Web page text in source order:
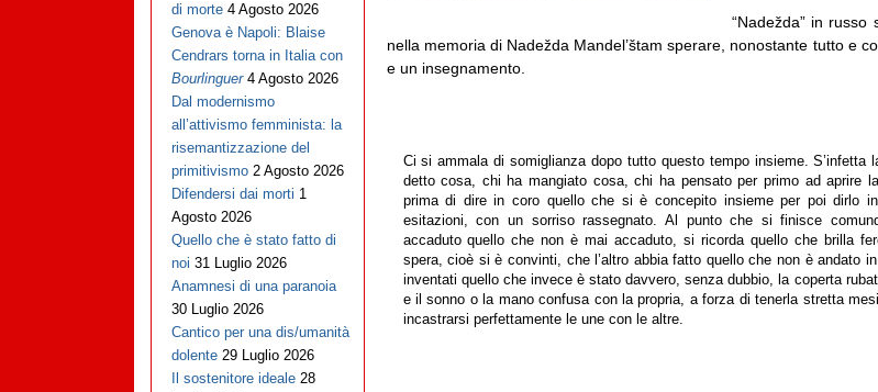
“Nadežda” in
nella memoria di Nadežda Mandel’štam sperare, nonostante tutto e
e un insegnamento.
Ci si ammala di somiglianza dopo tutto questo tempo insieme.
detto cosa, chi ha mangiato cosa, chi ha pensato per primo ad aprire
prima di dire in coro quello che si è concepito insieme per poi dirlo
esitazioni, con un sorriso rassegnato. Al punto che si finisce
accaduto quello che non è mai accaduto, si ricorda quello che brilla
spera, cioè si è convinti, che l’altro abbia fatto quello che non è andato
inventati quello che invece è stato davvero, senza dubbio, la coperta
e il sonno o la mano confusa con la propria, a forza di tenerla stretta
incastrarsi perfettamente le une con le altre.
di morte 4 Agosto 2026
Genova è Napoli: Blaise
Cendrars torna in Italia con
Bourlinguer 4 Agosto 2026
Dal modernismo
all’attivismo femminista: la
risemantizzazione del
primitivismo 2 Agosto 2026
Difendersi dai morti 1
Agosto 2026
Quello che è stato fatto di
noi 31 Luglio 2026
Anamnesi di una paranoia
30 Luglio 2026
Cantico per una dis/umanità
dolente 29 Luglio 2026
Il sostenitore ideale 28